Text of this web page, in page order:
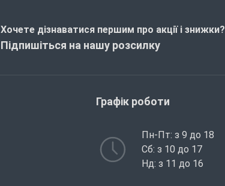
Хочете дізнаватися першим про акції і знижки?
Підпишіться на нашу розсилку
Графік роботи
Пн-Пт: з 9 до 18
Сб: з 10 до 17
Нд: з 11 до 16